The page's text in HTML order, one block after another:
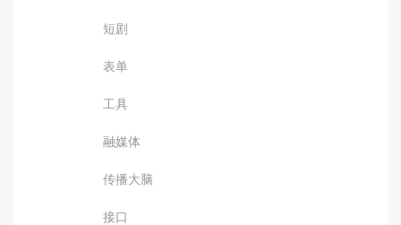
短剧
表单
工具
融媒体
传播大脑
接口